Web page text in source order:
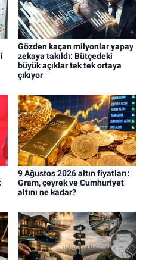
Gözden kaçan milyonlar yapay
zekaya takıldı: Bütçedeki
büyük açıklar tek tek ortaya
çıkıyor
9 Ağustos 2026 altın fiyatları:
Gram, çeyrek ve Cumhuriyet
altını ne kadar?